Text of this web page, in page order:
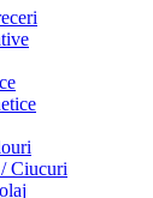
Ciucuri